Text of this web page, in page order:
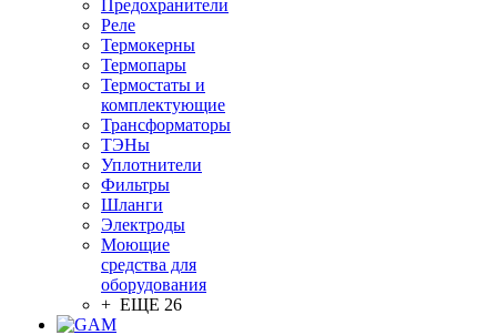
Предохранители
Реле
Термокерны
Термопары
Термостаты и
комплектующие
Трансформаторы
ТЭНы
Уплотнители
Фильтры
Шланги
Электроды
Моющие
средства для
оборудования
+ ЕЩЕ 26